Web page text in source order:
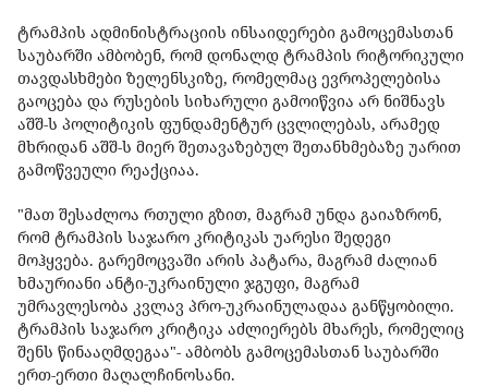
ტრამპის ადმინისტრაციის ინსაიდერები გამოცემასთან
საუბარში ამბობენ, რომ დონალდ ტრამპის რიტორიკული
თავდასხმები ზელენსკიზე, რომელმაც ევროპელებისა
გაოცება და რუსების სიხარული გამოიწვია არ ნიშნავს
აშშ-ს პოლიტიკის ფუნდამენტურ ცვლილებას, არამედ
მხრიდან აშშ-ს მიერ შეთავაზებულ შეთანხმებაზე უარით
გამოწვეული რეაქციაა.
"მათ შესაძლოა რთული გზით, მაგრამ უნდა გაიაზრონ,
რომ ტრამპის საჯარო კრიტიკას უარესი შედეგი
მოჰყვება. გარემოცვაში არის პატარა, მაგრამ ძალიან
ხმაურიანი ანტი-უკრაინული ჯგუფი, მაგრამ
უმრავლესობა კვლავ პრო-უკრაინულადაა განწყობილი.
ტრამპის საჯარო კრიტიკა აძლიერებს მხარეს, რომელიც
შენს წინააღმდეგაა"- ამბობს გამოცემასთან საუბარში
ერთ-ერთი მაღალჩინოსანი.